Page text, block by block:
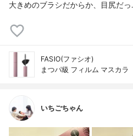
大きめのブラシだからか、目尻だ
FASIO(ファシオ)
まつパ級 フィルム マスカラ
いちごちゃん